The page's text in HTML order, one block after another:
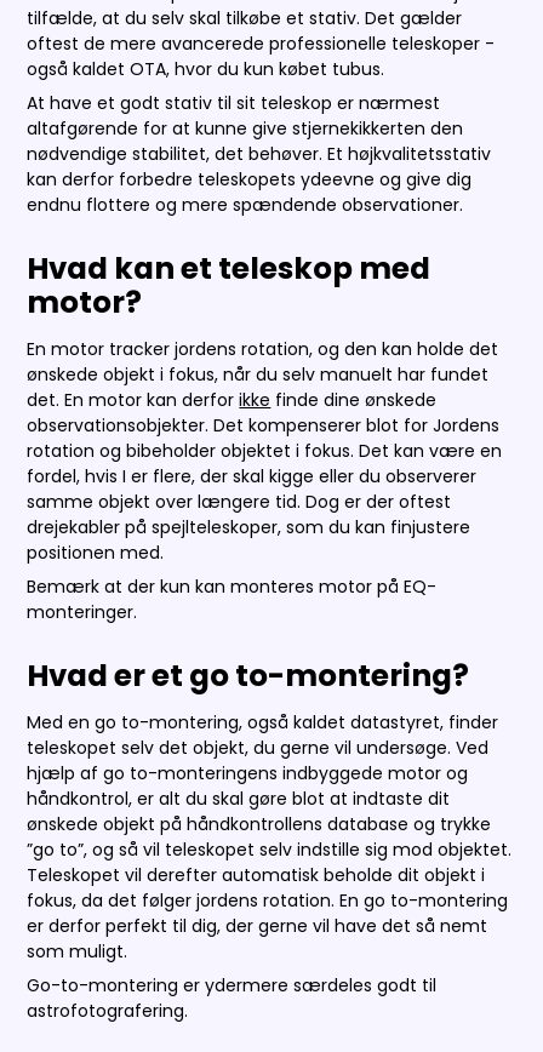
tilfælde, at du selv skal tilkøbe et stativ. Det gælder
oftest de mere avancerede professionelle teleskoper -
også kaldet OTA, hvor du kun købet tubus.
At have et godt stativ til sit teleskop er nærmest
altafgørende for at kunne give stjernekikkerten den
nødvendige stabilitet, det behøver. Et højkvalitetsstativ
kan derfor forbedre teleskopets ydeevne og give dig
endnu flottere og mere spændende observationer.
Hvad kan et teleskop med
motor?
En motor tracker jordens rotation, og den kan holde det
ønskede objekt i fokus, når du selv manuelt har fundet
det. En motor kan derforikke finde dine ønskede
observationsobjekter. Det kompenserer blot for Jordens
rotation og bibeholder objektet i fokus. Det kan være en
fordel, hvis I er flere, der skal kigge eller du observerer
samme objekt over længere tid. Dog er der oftest
drejekabler på spejlteleskoper, som du kan finjustere
positionen med.
Bemærk at der kun kan monteres motor på EQ-
monteringer.
Hvad er et go to-montering?
Med en go to-montering, også kaldet datastyret, finder
teleskopet selv det objekt, du gerne vil undersøge. Ved
hjælp af go to-monteringens indbyggede motor og
håndkontrol, er alt du skal gøre blot at indtaste dit
ønskede objekt på håndkontrollens database og trykke
”go to”, og så vil teleskopet selv indstille sig mod objektet.
Teleskopet vil derefter automatisk beholde dit objekt i
fokus, da det følger jordens rotation. En go to-montering
er derfor perfekt til dig, der gerne vil have det så nemt
som muligt.
Go-to-montering er ydermere særdeles godt til
astrofotografering.